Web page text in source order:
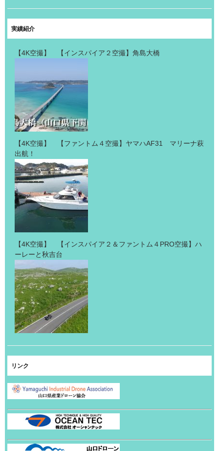
実績紹介
【4K空撮】 【インスパイア２空撮】角島大橋
【4K空撮】 【ファントム４空撮】ヤマハAF31 マリーナ萩
出航！
【4K空撮】 【インスパイア２＆ファントム４PRO空撮】ハ
ーレーと秋吉台
リンク